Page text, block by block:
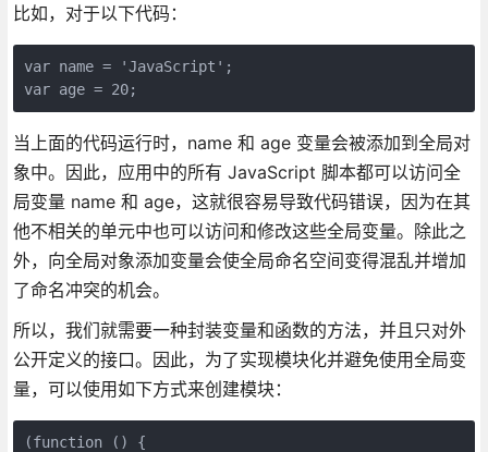
比如，对于以下代码：
var name = 'JavaScript';
var age = 20;
当上面的代码运行时，name 和 age 变量会被添加到全局对
象中。因此，应用中的所有 JavaScript 脚本都可以访问全
局变量 name 和 age，这就很容易导致代码错误，因为在其
他不相关的单元中也可以访问和修改这些全局变量。除此之
外，向全局对象添加变量会使全局命名空间变得混乱并增加
了命名冲突的机会。
所以，我们就需要一种封装变量和函数的方法，并且只对外
公开定义的接口。因此，为了实现模块化并避免使用全局变
量，可以使用如下方式来创建模块：
(function () {